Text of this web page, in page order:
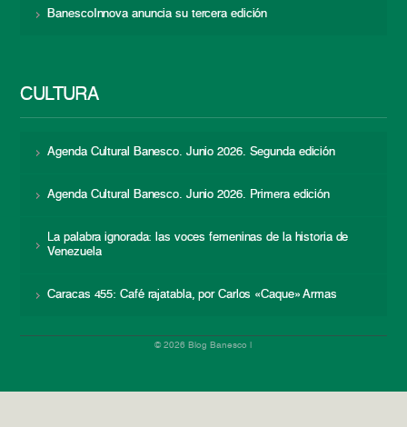
BanescoInnova anuncia su tercera edición
CULTURA
Agenda Cultural Banesco. Junio 2026. Segunda edición
Agenda Cultural Banesco. Junio 2026. Primera edición
La palabra ignorada: las voces femeninas de la historia de
Venezuela
Caracas 455: Café rajatabla, por Carlos «Caque» Armas
© 2026 Blog Banesco |